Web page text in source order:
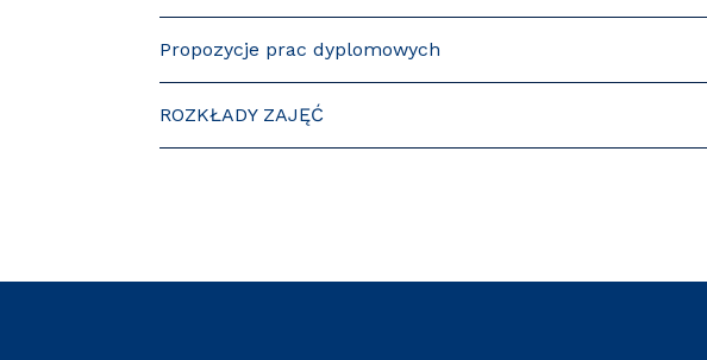
Propozycje prac dyplomowych
ROZKŁADY ZAJĘĆ